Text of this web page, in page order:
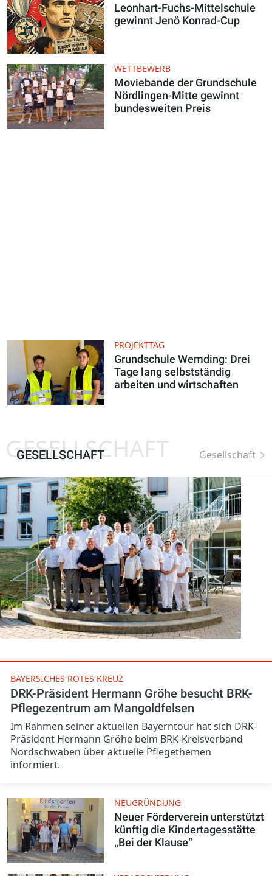
Leonhart-Fuchs-Mittelschule
gewinnt Jenö Konrad-Cup
WETTBEWERB
Moviebande der Grundschule
Nördlingen-Mitte gewinnt
bundesweiten Preis
PROJEKTTAG
Grundschule Wemding: Drei
Tage lang selbstständig
arbeiten und wirtschaften
GESELLSCHAFT
GESELLSCHAFT Gesellschaft
BAYERSICHES ROTES KREUZ
DRK-Präsident Hermann Gröhe besucht BRK-
Pflegezentrum am Mangoldfelsen
Im Rahmen seiner aktuellen Bayerntour hat sich DRK-
Präsident Hermann Gröhe beim BRK-Kreisverband
Nordschwaben über aktuelle Pflegethemen
informiert.
NEUGRÜNDUNG
Neuer Förderverein unterstützt
künftig die Kindertagesstätte
„Bei der Klause“